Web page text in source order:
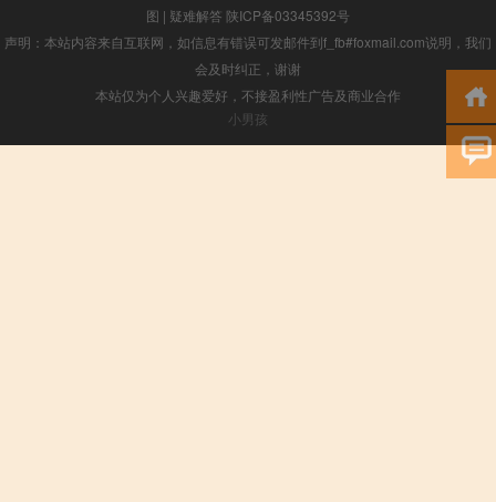
图 | 疑难解答 陕ICP备03345392号
声明：本站内容来自互联网，如信息有错误可发邮件到f_fb#foxmail.com说明，我们
会及时纠正，谢谢
本站仅为个人兴趣爱好，不接盈利性广告及商业合作
小男孩